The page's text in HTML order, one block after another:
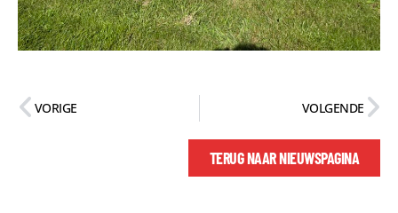
VORIGE VOLGENDE
TERUG NAAR NIEUWSPAGINA